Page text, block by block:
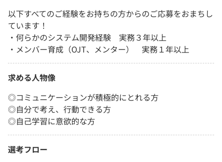
以下すべてのご経験をお持ちの方からのご応募をおまちし
ています！
・何らかのシステム開発経験 実務３年以上
・メンバー育成（OJT、メンター） 実務１年以上
求める人物像
◎コミュニケーションが積極的にとれる方
◎自分で考え、行動できる方
◎自己学習に意欲的な方
選考フロー